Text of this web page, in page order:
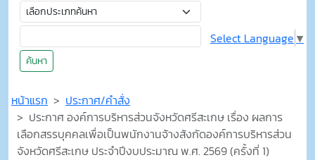
ค้นหา
Select Language ▼
หน้าแรก
ประกาศ/คำสั่ง
ประกาศ องค์การบริหารส่วนจังหวัดศรีสะเกษ เรื่อง ผลการ
เลือกสรรบุคคลเพื่อเป็นพนักงานจ้างสังกัดองค์การบริหารส่วน
จังหวัดศรีสะเกษ ประจำปีงบประมาณ พ.ศ. 2569 (ครั้งที่ 1)